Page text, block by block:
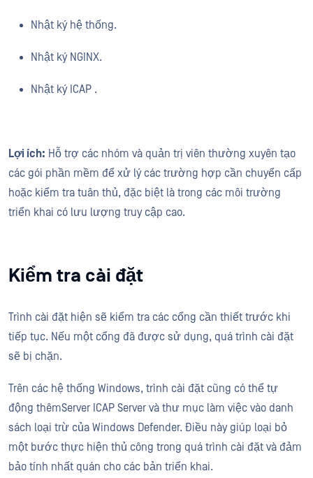
Nhật ký hệ thống.
Nhật ký NGINX.
Nhật ký ICAP .
Lợi ích: Hỗ trợ các nhóm và quản trị viên thường xuyên tạo
các gói phần mềm để xử lý các trường hợp cần chuyển cấp
hoặc kiểm tra tuân thủ, đặc biệt là trong các môi trường
triển khai có lưu lượng truy cập cao.
Kiểm tra cài đặt
Trình cài đặt hiện sẽ kiểm tra các cổng cần thiết trước khi
tiếp tục. Nếu một cổng đã được sử dụng, quá trình cài đặt
sẽ bị chặn.
Trên các hệ thống Windows, trình cài đặt cũng có thể tự
động thêmServer ICAP Server và thư mục làm việc vào danh
sách loại trừ của Windows Defender. Điều này giúp loại bỏ
một bước thực hiện thủ công trong quá trình cài đặt và đảm
bảo tính nhất quán cho các bản triển khai.